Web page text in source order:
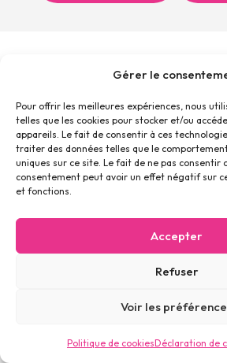
Gérer le
Pour offrir les meilleures expériences, nous
telles que les cookies pour stocker et/ou
appareils. Le fait de consentir à ces
traiter des données telles que le
uniques sur ce site. Le fait de ne pas consentir
consentement peut avoir un effet négatif sur
et fonctions.
Accepter
Refuser
Voir les
Politique de cookiesDéclaration de
Anna Yva, 2073 Enges (NE)